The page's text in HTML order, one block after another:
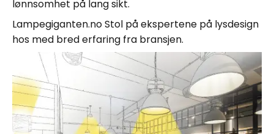
lønnsomhet på lang sikt.
Lampegiganten.no Stol på ekspertene på lysdesign
hos med bred erfaring fra bransjen.